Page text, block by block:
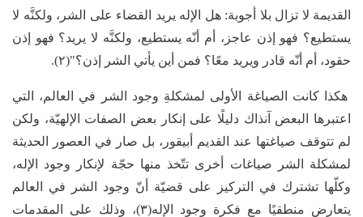
القديمة لا تزال بلا أجوبة: هل الإله يريد القضاء على الشر، ولكنَّه لا
يستطيع؟ فهو إذن عاجز، أم أنّه يستطيع، ولكنَّه لا يريد؟ فهو إذن
حقود، أم أنّه قادر ويريد معًا؟ فمن أين يأتي الشر إذن؟"(٢).
هكذا كانت الصياغة الأولى لمشكلةِ وجود الشر في العالم، التي
اعتبرها البعض آنذاك دليلًا على إنكار بعض الصفات الإلهيّة، ولكن
لم تتوقف صياغتها عند القديم أبيقور، بل صار في العصور الحديثة
لمشكلة الشر صياغات أخرى تتّخذ منها حجّة لإنكار وجود الإله،
وكلّها تشترك في التركيز على قضيّة أنّ وجود الشر في العالم
يتعارض منطقيًا مع فكرة وجود الإله(٣)، وذلك على المقدمات